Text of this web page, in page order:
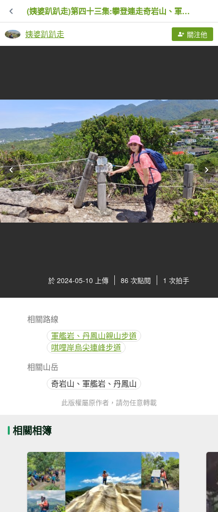
(姨婆趴趴走)第四十三集:攀登連走奇岩山、軍艦岩、丹鳳山
姨婆趴趴走 關注他
於 2024-05-10 上傳 86 次點閱 1 次拍手
相關路線
軍艦岩、丹鳳山親山步道
唭哩岸烏尖連峰步道
相關山岳
奇岩山、軍艦岩、丹鳳山
此版權屬原作者，請勿任意轉載
相關相簿